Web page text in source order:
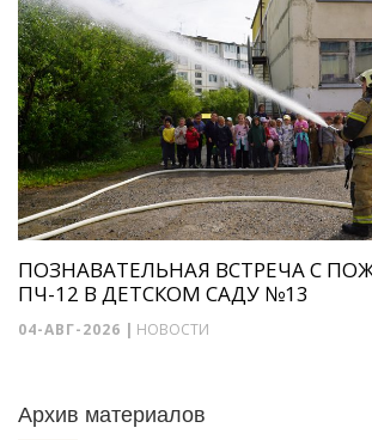
ПОЗНАВАТЕЛЬНАЯ ВСТРЕЧА С
ПЧ-12 В ДЕТСКОМ САДУ №13
04-АВГ-2026 | НОВОСТИ
Архив материалов